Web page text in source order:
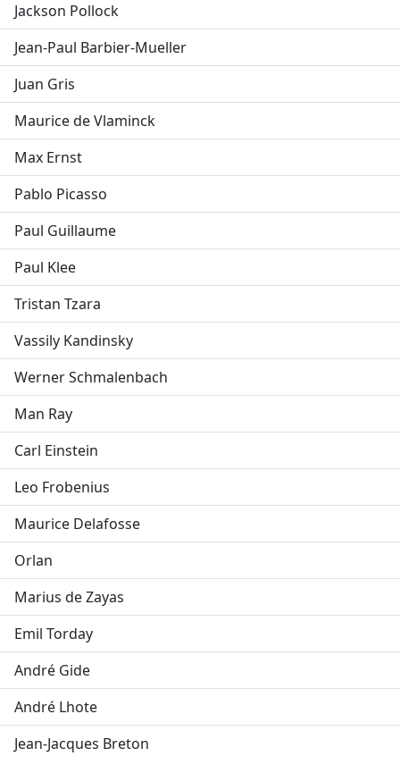
Jackson Pollock
Jean-Paul Barbier-Mueller
Juan Gris
Maurice de Vlaminck
Max Ernst
Pablo Picasso
Paul Guillaume
Paul Klee
Tristan Tzara
Vassily Kandinsky
Werner Schmalenbach
Man Ray
Carl Einstein
Leo Frobenius
Maurice Delafosse
Orlan
Marius de Zayas
Emil Torday
André Gide
André Lhote
Jean-Jacques Breton